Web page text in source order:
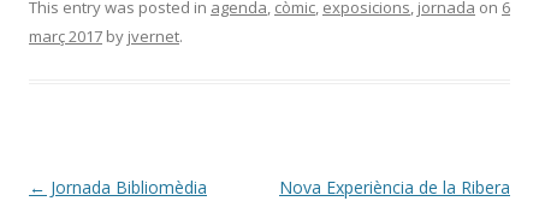
This entry was posted in agenda, còmic, exposicions, jornada on 6
març 2017 by jvernet.
Post
← Jornada Bibliomèdia
Nova Experiència de la Ribera